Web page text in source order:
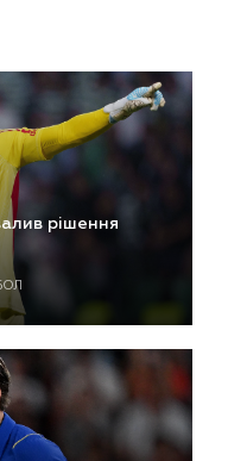
рішення